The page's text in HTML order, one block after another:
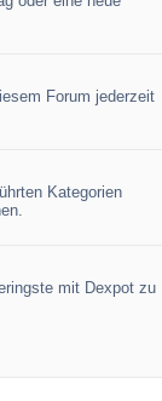
Forum jederzeit
Kategorien
mit Dexpot zu